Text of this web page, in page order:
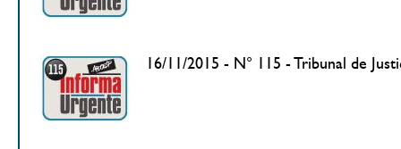
16/11/2015 - N° 115 - Tribunal de